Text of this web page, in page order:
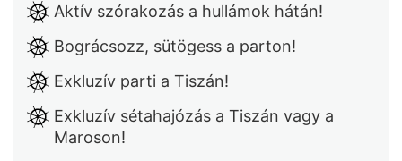
Aktív szórakozás a hullámok hátán!
Bográcsozz, sütögess a parton!
Exkluzív parti a Tiszán!
Exkluzív sétahajózás a Tiszán vagy a
Maroson!